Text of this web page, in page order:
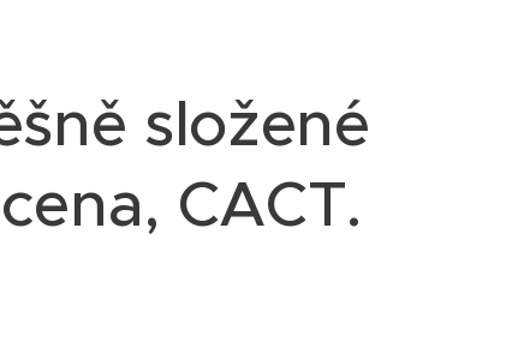
složené
CACT.